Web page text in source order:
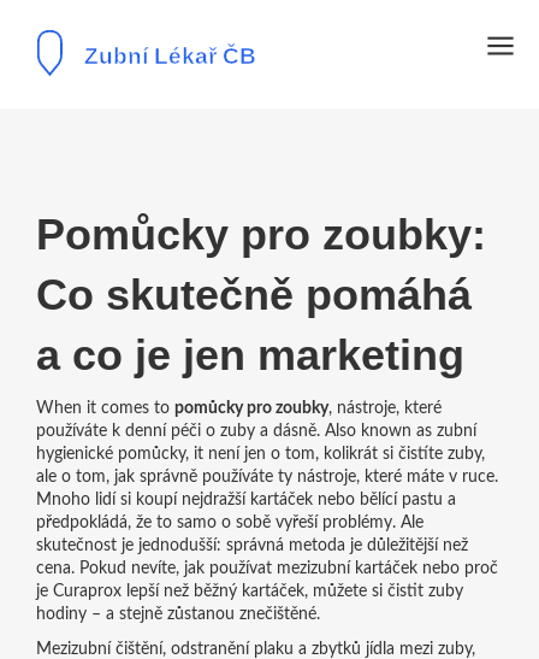
Pomůcky pro zoubky:
Co skutečně pomáhá
a co je jen marketing
When it comes to pomůcky pro zoubky, nástroje, které
používáte k denní péči o zuby a dásně. Also known as zubní
hygienické pomůcky, it není jen o tom, kolikrát si čistíte zuby,
ale o tom, jak správně používáte ty nástroje, které máte v ruce.
Mnoho lidí si koupí nejdražší kartáček nebo bělící pastu a
předpokládá, že to samo o sobě vyřeší problémy. Ale
skutečnost je jednodušší: správná metoda je důležitější než
cena. Pokud nevíte, jak používat mezizubní kartáček nebo proč
je Curaprox lepší než běžný kartáček, můžete si čistit zuby
hodiny – a stejně zůstanou znečištěné.
Mezizubní čištění, odstranění plaku a zbytků jídla mezi zuby,